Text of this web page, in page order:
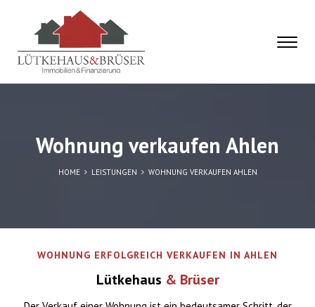
Wohnung verkaufen Ahlen
HOME LEISTUNGEN WOHNUNG VERKAUFEN AHLEN
WOHNUNG ERFOLGREICH VERKAUFEN IN AHLEN
Lütkehaus & Brüser